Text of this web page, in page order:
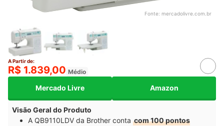
Fonte: mercadolivre.com.br
A Partir de:
R$ 1.839,00 Médio
Mercado Livre Amazon
Visão Geral do Produto
A QB9110LDV da Brother conta com 100 pontos